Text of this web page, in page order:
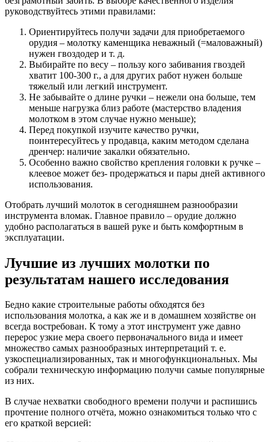
руководствуйтесь этими правилами:
Ориентируйтесь получи задачи для приобретаемого
орудия – молотку каменщика неважный (=маловажный)
нужен гвоздодер и т. д.
Выбирайте по весу – пользу кого забивания гвоздей
хватит 100-300 г., а для других работ нужен больше
тяжелый или легкий инструмент.
Не забывайте о длине ручки – нежели она больше, тем
меньше нагрузка близ работе (мастерство владения
молотком в этом случае нужно меньше);
Перед покупкой изучите качество ручки,
поинтересуйтесь у продавца, каким методом сделана
дренчер: наличие закалки обязательно.
Особенно важно свойство крепления головки к ручке –
клеевое может без- продержаться и пары дней активного
использования.
Отобрать лучший молоток в сегодняшнем разнообразии
инструмента вломак. Главное правило – орудие должно
удобно располагаться в вашей руке и быть комфортным в
эксплуатации.
Лучшие из лучших молотки по
результатам нашего исследования
Бедно какие строительные работы обходятся без
использования молотка, а как же и в домашнем хозяйстве он
всегда востребован. К тому а этот инструмент уже давно
перерос узкие мера своего первоначального вида и имеет
множество самых разнообразных интерпретаций т. е.
узкоспециализированных, так и многофункциональных. Мы
собрали техническую информацию получи самые популярные
из них.
В случае нехватки свободного времени получи и распишись
прочтение полного отчёта, можно ознакомиться только что с
его краткой версией: